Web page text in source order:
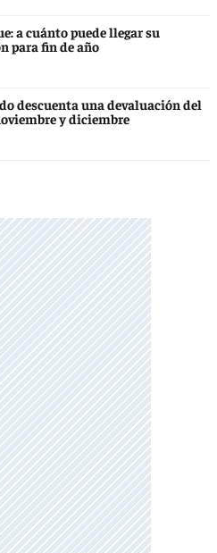
a cuánto puede llegar su
para fin de año
descuenta una devaluación del
y diciembre